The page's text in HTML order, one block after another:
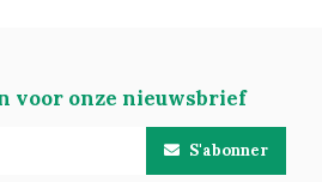
voor onze nieuwsbrief
S'abonner